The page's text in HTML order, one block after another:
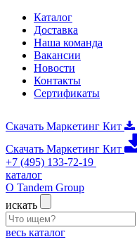
Каталог
Доставка
Наша команда
Вакансии
Новости
Контакты
Сертификаты
Скачать Маркетинг Кит
Скачать Маркетинг Кит
+7 (495) 133-72-19
каталог
О Tandem Group
искать
весь каталог